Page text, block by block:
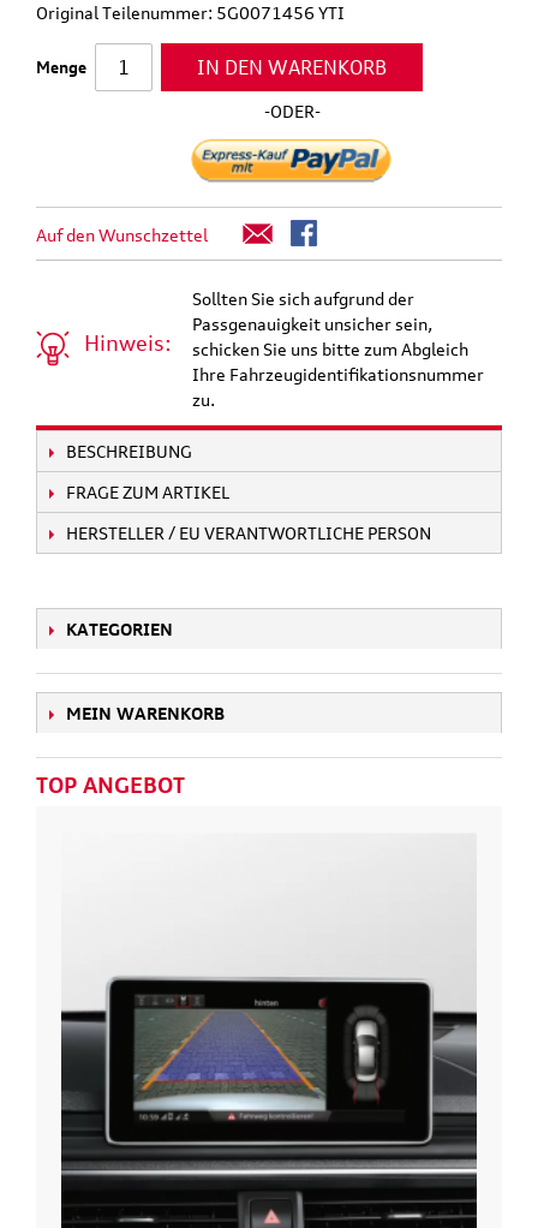
Original Teilenummer: 5G0071456 YTI
Menge IN DEN WARENKORB
-ODER-
Auf den Wunschzettel
Hinweis:
Sollten Sie sich aufgrund der
Passgenauigkeit unsicher sein,
schicken Sie uns bitte zum Abgleich
Ihre Fahrzeugidentifikationsnummer
zu.
BESCHREIBUNG
FRAGE ZUM ARTIKEL
HERSTELLER / EU VERANTWORTLICHE PERSON
KATEGORIEN
MEIN WARENKORB
TOP ANGEBOT